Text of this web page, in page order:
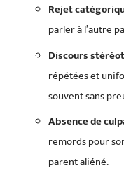
Rejet
parler à l’autre
Discours
répétées et
souvent sans
Absence de
remords pour
parent aliéné.